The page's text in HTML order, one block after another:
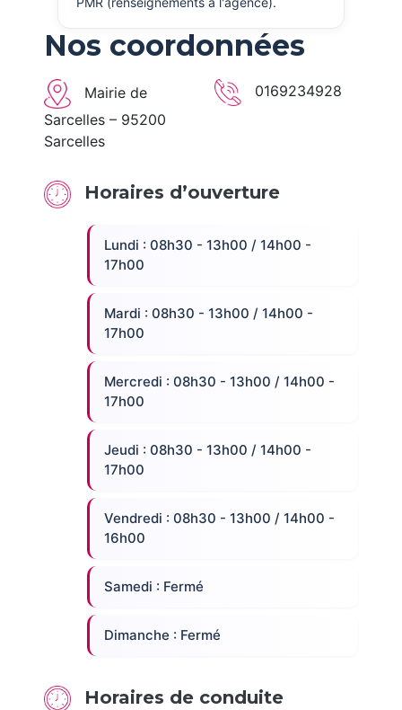
Nos coordonnées
Mairie de
Sarcelles – 95200
Sarcelles
0169234928
Horaires d’ouverture
Lundi : 08h30 - 13h00 / 14h00 -
17h00
Mardi : 08h30 - 13h00 / 14h00 -
17h00
Mercredi : 08h30 - 13h00 / 14h00 -
17h00
Jeudi : 08h30 - 13h00 / 14h00 -
17h00
Vendredi : 08h30 - 13h00 / 14h00 -
16h00
Samedi : Fermé
Dimanche : Fermé
Horaires de conduite